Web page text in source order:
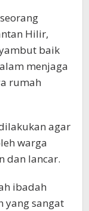
Hilir,
baik
menjaga
rumah
agar
warga
dan lancar.
ibadah
yang sangat